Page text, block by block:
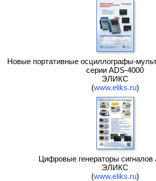
Новые портативные осциллографы-
серии ADS-4000
ЭЛИКС
(www.eliks.ru)
Цифровые генераторы
ЭЛИКС
(www.eliks.ru)